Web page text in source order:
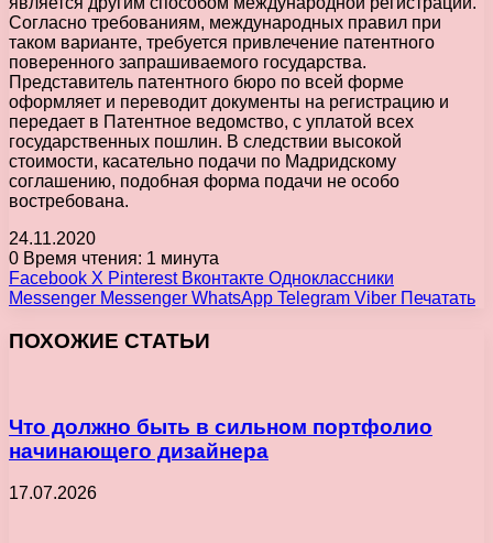
Согласно требованиям, международных правил при
таком варианте, требуется привлечение патентного
поверенного запрашиваемого государства.
Представитель патентного бюро по всей форме
оформляет и переводит документы на регистрацию и
передает в Патентное ведомство, с уплатой всех
государственных пошлин. В следствии высокой
стоимости, касательно подачи по Мадридскому
соглашению, подобная форма подачи не особо
востребована.
24.11.2020
0 Время чтения: 1 минута
Facebook X Pinterest Вконтакте Одноклассники
Messenger Messenger WhatsApp Telegram Viber Печатать
ПОХОЖИЕ СТАТЬИ
Что должно быть в сильном портфолио
начинающего дизайнера
17.07.2026